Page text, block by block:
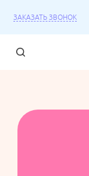
ЗАКАЗАТЬ ЗВОНОК